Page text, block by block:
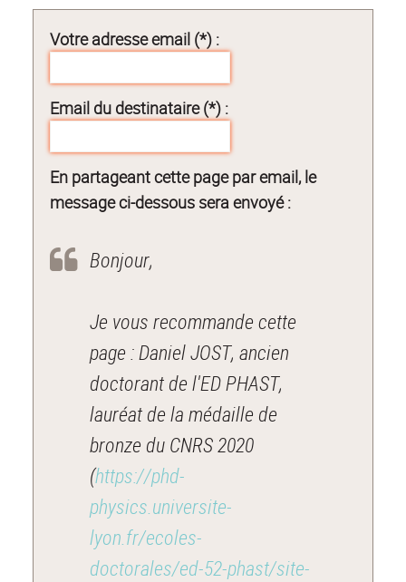
Votre adresse email (*) :
Email du destinataire (*) :
En partageant cette page par email, le
message ci-dessous sera envoyé :
Bonjour,
Je vous recommande cette
page : Daniel JOST, ancien
doctorant de l'ED PHAST,
lauréat de la médaille de
bronze du CNRS 2020
(https://phd-
physics.universite-
lyon.fr/ecoles-
doctorales/ed-52-phast/site-